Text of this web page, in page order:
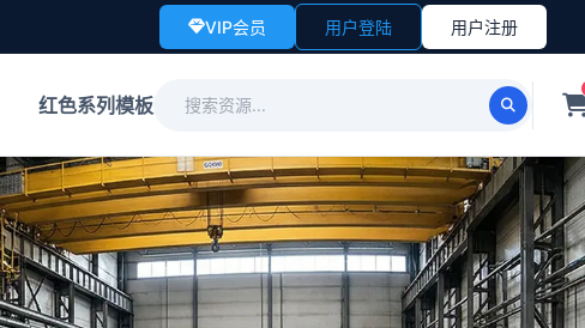
VIP会员 用户登陆 用户注册
红色系列模板